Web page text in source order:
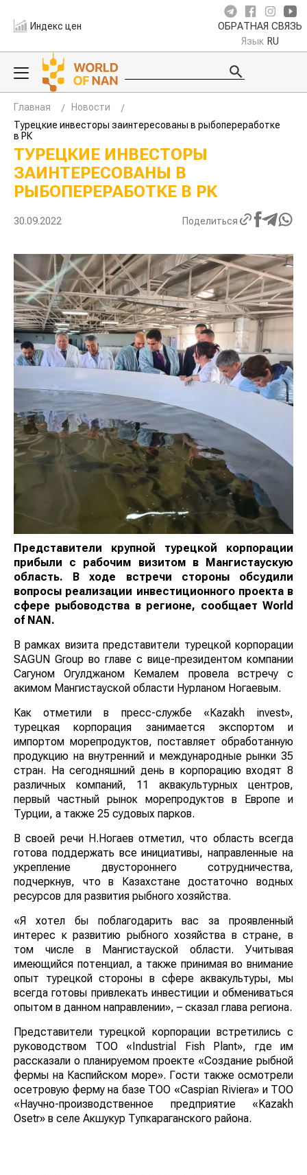
Индекс цен ОБРАТНАЯ СВЯЗЬ
Язык RU
Главная
Новости
Турецкие инвесторы заинтересованы в рыбопереработке
в РК
ТУРЕЦКИЕ ИНВЕСТОРЫ
ЗАИНТЕРЕСОВАНЫ В
РЫБОПЕРЕРАБОТКЕ В РК
30.09.2022 Поделиться
Представители крупной турецкой корпорации
прибыли с рабочим визитом в Мангистаускую
область. В ходе встречи стороны обсудили
вопросы реализации инвестиционного проекта в
сфере рыбоводства в регионе, сообщает World
of NAN.
В рамках визита представители турецкой корпорации
SAGUN Group во главе с вице-президентом компании
Сагуном Огулджаном Кемалем провела встречу с
акимом Мангистауской области Нурланом Ногаевым.
Как отметили в пресс-службе «Кazakh invest»,
турецкая корпорация занимается экспортом и
импортом морепродуктов, поставляет обработанную
продукцию на внутренний и международные рынки 35
стран. На сегодняшний день в корпорацию входят 8
различных компаний, 11 аквакультурных центров,
первый частный рынок морепродуктов в Европе и
Турции, а также 25 судовых парков.
В своей речи Н.Ногаев отметил, что область всегда
готова поддержать все инициативы, направленные на
укрепление двустороннего сотрудничества,
подчеркнув, что в Казахстане достаточно водных
ресурсов для развития рыбного хозяйства.
«Я хотел бы поблагодарить вас за проявленный
интерес к развитию рыбного хозяйства в стране, в
том числе в Мангистауской области. Учитывая
имеющийся потенциал, а также принимая во внимание
опыт турецкой стороны в сфере аквакультуры, мы
всегда готовы привлекать инвестиции и обмениваться
опытом в данном направлении», – сказал глава региона.
Представители турецкой корпорации встретились с
руководством ТОО «Industrial Fish Plant», где им
рассказали о планируемом проекте «Создание рыбной
фермы на Каспийском море». Гости также осмотрели
осетровую ферму на базе ТОО «Caspian Riviera» и ТОО
«Научно-производственное предприятие «Kazakh
Osetr» в селе Акшукур Тупкараганского района.